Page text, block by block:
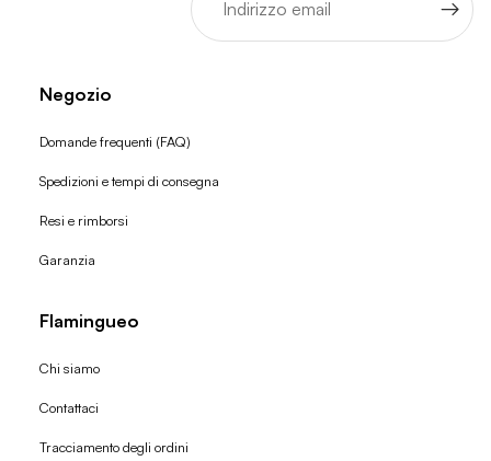
Negozio
Domande frequenti (FAQ)
Spedizioni e tempi di consegna
Resi e rimborsi
Garanzia
Flamingueo
Chi siamo
Contattaci
Tracciamento degli ordini